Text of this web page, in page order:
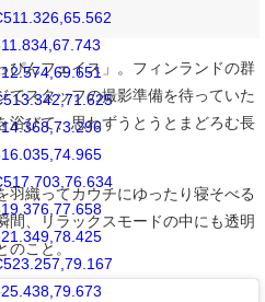
んフェイス」。フィンランドの群
でスタッフの撮影準備を待っていた
浴びて、思わずうとうとまどろむ長
織ってカウチにゆったり寝そべる
間、リラックスモードの中にも透明
こと。